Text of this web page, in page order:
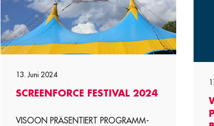
13. Juni 2024
SCREENFORCE FESTIVAL 2024
VISOON PRÄSENTIERT PROGRAMM-